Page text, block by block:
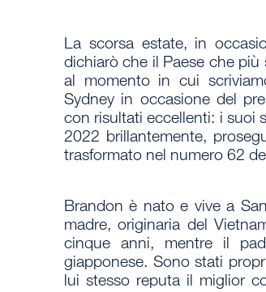
La scorsa estate, in
dichiarò che il Paese che più
al momento in cui
Sydney in occasione del
con risultati eccellenti: i suoi
2022 brillantemente,
trasformato nel numero 62
Brandon è nato e vive a
madre, originaria del
cinque anni, mentre il
giapponese. Sono stati
lui stesso reputa il miglior